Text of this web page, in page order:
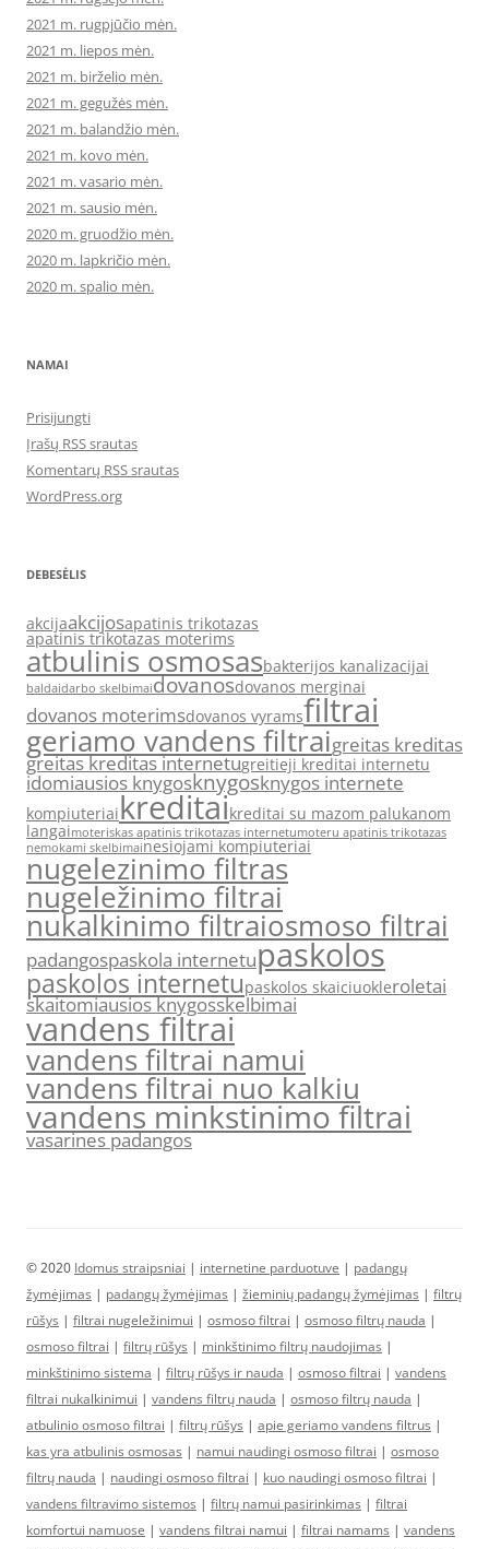
2021 m. rugpjūčio mėn.
2021 m. liepos mėn.
2021 m. birželio mėn.
2021 m. gegužės mėn.
2021 m. balandžio mėn.
2021 m. kovo mėn.
2021 m. vasario mėn.
2021 m. sausio mėn.
2020 m. gruodžio mėn.
2020 m. lapkričio mėn.
2020 m. spalio mėn.
NAMAI
Prisijungti
Įrašų RSS srautas
Komentarų RSS srautas
WordPress.org
DEBESĖLIS
akcijaakcijosapatinis trikotazas
apatinis trikotazas moterims
atbulinis osmosasbakterijos kanalizacijai
baldaidarbo skelbimaidovanosdovanos merginai
dovanos moterimsdovanos vyramsfiltrai
geriamo vandens filtraigreitas kreditas
greitas kreditas internetugreitieji kreditai internetu
idomiausios knygosknygosknygos internete
kompiuteriaikreditaikreditai su mazom palukanom
langaimoteriskas apatinis trikotazas internetumoteru apatinis trikotazas
nemokami skelbimainesiojami kompiuteriai
nugelezinimo filtras
nugeležinimo filtrai
nukalkinimo filtraiosmoso filtrai
padangospaskola internetupaskolos
paskolos internetupaskolos skaiciuokleroletai
skaitomiausios knygosskelbimai
vandens filtrai
vandens filtrai namui
vandens filtrai nuo kalkiu
vandens minkstinimo filtrai
vasarines padangos
© 2020 Idomus straipsniai | internetine parduotuve | padangų
žymėjimas | padangų žymėjimas | žieminių padangų žymėjimas | filtrų
rūšys | filtrai nugeležinimui | osmoso filtrai | osmoso filtrų nauda |
osmoso filtrai | filtrų rūšys | minkštinimo filtrų naudojimas |
minkštinimo sistema | filtrų rūšys ir nauda | osmoso filtrai | vandens
filtrai nukalkinimui | vandens filtrų nauda | osmoso filtrų nauda |
atbulinio osmoso filtrai | filtrų rūšys | apie geriamo vandens filtrus |
kas yra atbulinis osmosas | namui naudingi osmoso filtrai | osmoso
filtrų nauda | naudingi osmoso filtrai | kuo naudingi osmoso filtrai |
vandens filtravimo sistemos | filtrų namui pasirinkimas | filtrai
komfortui namuose | vandens filtrai namui | filtrai namams | vandens